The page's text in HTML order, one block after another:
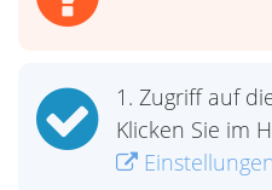
1. Zugriff auf
Klicken Sie im